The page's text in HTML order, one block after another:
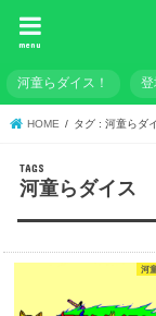
menu
河童らダイス！ 登
HOME タグ : 河童らダ
河童らダイス
河